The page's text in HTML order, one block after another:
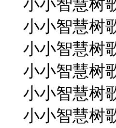
小小智慧树
小小智慧树
小小智慧树
小小智慧树
小小智慧树
小小智慧树